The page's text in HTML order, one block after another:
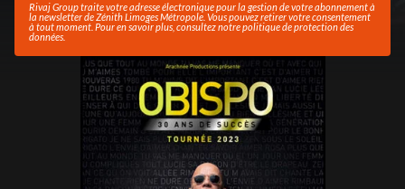
Rivaj Group traite votre adresse électronique pour la gestion de votre abonnement à
la newsletter deZénith Limoges Métropole . Vous pouvez retirer votre consentement
à tout moment. Pour en savoir plus, consultez notrepolitique de protection des
données